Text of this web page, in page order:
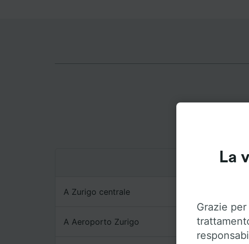
A Zurigo centrale
A Aeroporto Zurigo
La
Grazie